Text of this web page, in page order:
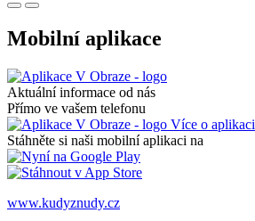
Mobilní aplikace
Aktuální informace od nás
Přímo ve vašem telefonu
Více o aplikaci
Stáhněte si naši mobilní aplikaci na
www.kudyznudy.cz